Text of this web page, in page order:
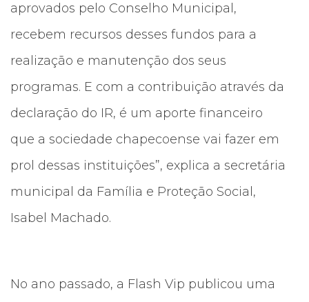
aprovados pelo Conselho Municipal,
recebem recursos desses fundos para a
realização e manutenção dos seus
programas. E com a contribuição através da
declaração do IR, é um aporte financeiro
que a sociedade chapecoense vai fazer em
prol dessas instituições”, explica a secretária
municipal da Família e Proteção Social,
Isabel Machado.
No ano passado, a Flash Vip publicou uma